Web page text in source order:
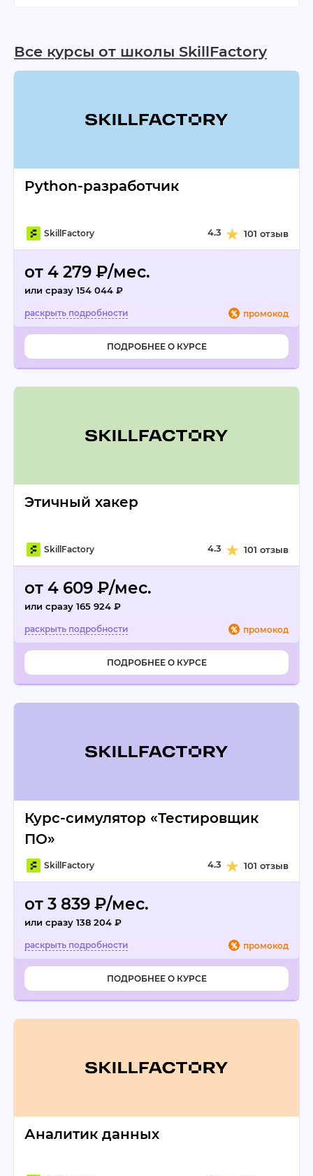
Все курсы от школы SkillFactory
Python-разработчик
SkillFactory 4.3 101 отзыв
от 4 279 ₽/мес.
или сразу 154 044 ₽
промокод
ПОДРОБНЕЕ О КУРСЕ
Этичный хакер
SkillFactory 4.3 101 отзыв
от 4 609 ₽/мес.
или сразу 165 924 ₽
промокод
ПОДРОБНЕЕ О КУРСЕ
Курс-симулятор «Тестировщик
ПО»
SkillFactory 4.3 101 отзыв
от 3 839 ₽/мес.
или сразу 138 204 ₽
промокод
ПОДРОБНЕЕ О КУРСЕ
Аналитик данных